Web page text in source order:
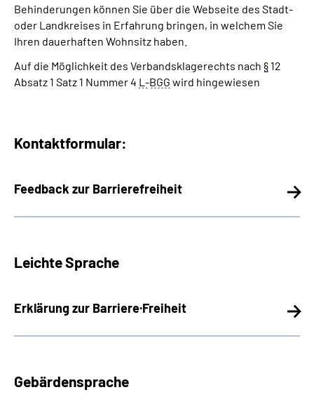
Behinderungen können Sie über die Webseite des Stadt-
oder Landkreises in Erfahrung bringen, in welchem Sie
Ihren dauerhaften Wohnsitz haben.
Auf die Möglichkeit des Verbandsklagerechts nach § 12
Absatz 1 Satz 1 Nummer 4 L-BGG wird hingewiesen
Kontaktformular:
Feedback zur Barrierefreiheit
Leichte Sprache
Erklärung zur Barriere·Freiheit
Gebärdensprache